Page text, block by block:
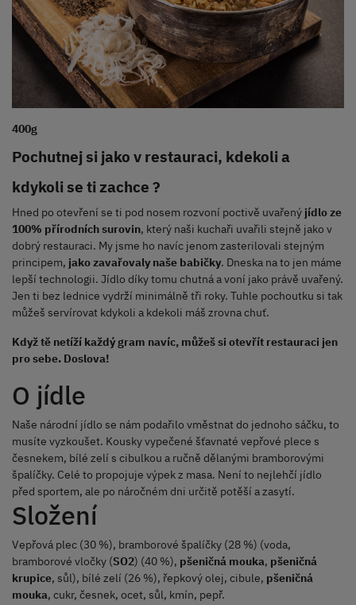
400g
Pochutnej si jako v restauraci, kdekoli a
kdykoli se ti zachce ?
Hned po otevření se ti pod nosem rozvoní poctivě uvařený jídlo ze
100% přírodních surovin, který naši kuchaři uvařili stejně jako v
dobrý restauraci. My jsme ho navíc jenom zasterilovali stejným
principem, jako zavařovaly naše babičky. Dneska na to jen máme
lepší technologii. Jídlo díky tomu chutná a voní jako právě uvařený.
Jen ti bez lednice vydrží minimálně tři roky. Tuhle pochoutku si tak
můžeš servírovat kdykoli a kdekoli máš zrovna chuť.
Když tě netíží každý gram navíc, můžeš si otevřít restauraci jen
pro sebe. Doslova!
O jídle
Naše národní jídlo se nám podařilo vměstnat do jednoho sáčku, to
musíte vyzkoušet. Kousky vypečené šťavnaté vepřové plece s
česnekem, bílé zelí s cibulkou a ručně dělanými bramborovými
špalíčky. Celé to propojuje výpek z masa. Není to nejlehčí jídlo
před sportem, ale po náročném dni určitě potěší a zasytí.
Složení
Vepřová plec (30 %), bramborové špalíčky (28 %) (voda,
bramborové vločky (SO2) (40 %), pšeničná mouka, pšeničná
krupice, sůl), bílé zelí (26 %), řepkový olej, cibule, pšeničná
mouka, cukr, česnek, ocet, sůl, kmín, pepř.